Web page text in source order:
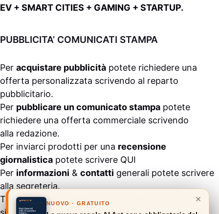
EV + SMART CITIES + GAMING + STARTUP.
PUBBLICITA’ COMUNICATI STAMPA
Per acquistare pubblicità potete richiedere una
offerta personalizzata scrivendo al reparto
pubblicitario.
Per pubblicare un comunicato stampa potete
richiedere una offerta commerciale scrivendo
alla redazione.
Per inviarci prodotti per una recensione
giornalistica potete scrivere QUI
Per informazioni & contatti generali potete scrivere
alla segreteria.
Tutti i contenuti pubblicati all’interno del
×
NUOVO · GRATUITO